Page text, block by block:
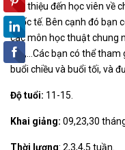
giới thiệu đến học viên về
quốc tế. Bên cạnh đó bạn
các môn học thuật chung
tạo,…Các bạn có thể tham
buổi chiều và buổi tối, và
Độ tuổi: 11-15.
Khai giảng: 09,23,30
Thời lượng: 2,3,4,5 tuần.